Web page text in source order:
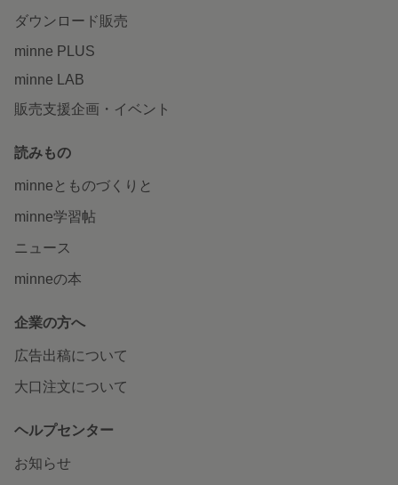
ダウンロード販売
minne PLUS
minne LAB
販売支援企画・イベント
読みもの
minneとものづくりと
minne学習帖
ニュース
minneの本
企業の方へ
広告出稿について
大口注文について
ヘルプセンター
お知らせ